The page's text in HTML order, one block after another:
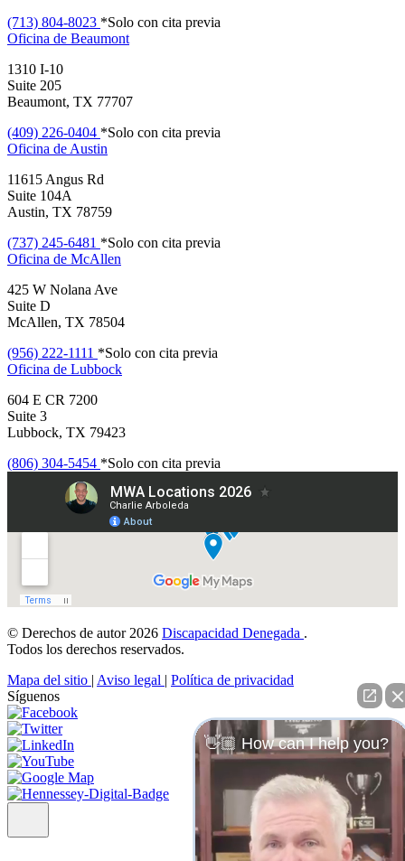
(713) 804-8023 *Solo con cita previa
Oficina de Beaumont
1310 I-10
Suite 205
Beaumont, TX 77707
(409) 226-0404 *Solo con cita previa
Oficina de Austin
11615 Angus Rd
Suite 104A
Austin, TX 78759
(737) 245-6481 *Solo con cita previa
Oficina de McAllen
425 W Nolana Ave
Suite D
McAllen, TX 78504
(956) 222-1111 *Solo con cita previa
Oficina de Lubbock
604 E CR 7200
Suite 3
Lubbock, TX 79423
(806) 304-5454 *Solo con cita previa
© Derechos de autor 2026 Discapacidad Denegada .
Todos los derechos reservados.
Mapa del sitio | Aviso legal | Política de privacidad
Síguenos
👋🏼 How can I help you?